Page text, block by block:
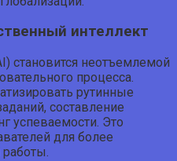
интеллект
становится неотъемлемой
процесса.
рутинные
составление
успеваемости. Это
для более
работы.